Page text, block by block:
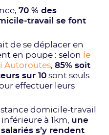
70 % des
travail se font
de se déplacer en
en poupe : selon
le
Autoroutes, 85% soit
sur 10 sont seuls
effectuer leurs
domicile-travail
à 1km, une
s’y rendent